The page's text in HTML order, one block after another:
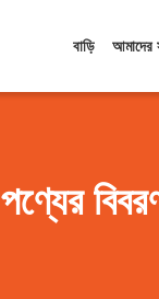
বাড়ি আমাদের
পণ্যের